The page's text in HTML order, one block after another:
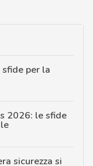
per la
2026: le sfide
sicurezza si